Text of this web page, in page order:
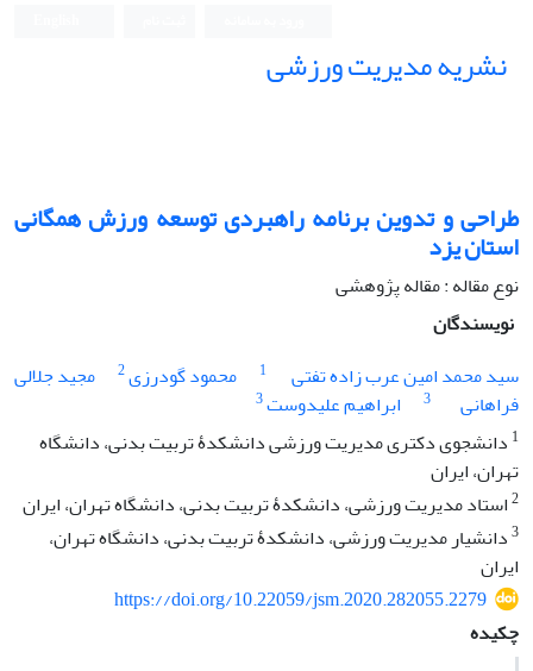
نشریه مدیریت ورزشی
طراحی و تدوین برنامه راهبردی توسعه ورزش همگانی
استان یزد
نوع مقاله : مقاله پژوهشی
نویسندگان
سید محمد امین عرب زاده تفتی
1 محمود گودرزی2
مجید جلالی
فراهانی
3 ابراهیم علیدوست3
1 دانشجوی دکتری مدیریت ورزشی دانشکدۀ تربیت بدنی، دانشگاه
تهران، ایران
2استاد مدیریت ورزشی، دانشکدۀ تربیت بدنی، دانشگاه تهران، ایران
3دانشیار مدیریت ورزشی، دانشکدۀ تربیت بدنی، دانشگاه تهران،
ایران
https://doi.org/10.22059/jsm.2020.282055.2279
چکیده